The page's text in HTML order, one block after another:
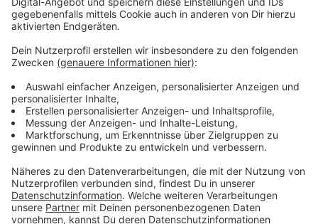
Anzeige
Tag 3: Bei Tiefbau Arthur Bogatzki & Sohn in
Hiltrup
Anzeige
©ANTENNE MÜNSTER
Das große Team beim Tiefbau Arthur Bogatzki & Sohn
hat sich über die 200 Brötchen vom guten Bäcker
Krimphove gefreut.